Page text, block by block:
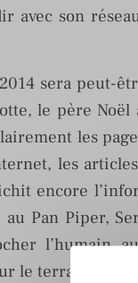
avec son
sera peut-
le père
les
les
encore
Pan Piper,
l’humain
le terrain,